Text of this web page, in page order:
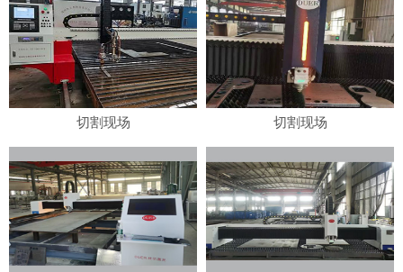
切割现场 切割现场